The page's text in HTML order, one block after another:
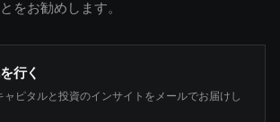
をお勧めします。
行く
ピタルと投資のインサイトをメールでお届けし